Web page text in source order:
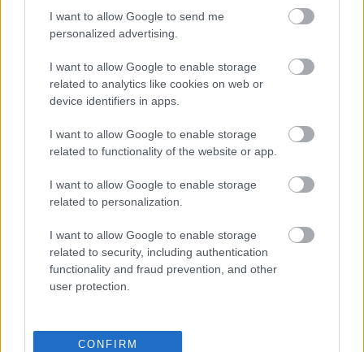
I want to allow Google to send me
personalized advertising.
I want to allow Google to enable storage
related to analytics like cookies on web or
device identifiers in apps.
I want to allow Google to enable storage
related to functionality of the website or app.
I want to allow Google to enable storage
related to personalization.
I want to allow Google to enable storage
related to security, including authentication
functionality and fraud prevention, and other
user protection.
CONFIRM
Ne feszegessük.
Ajánlott bejegyzések:
Mephisto a tengerparton
Vetélkedő társművészetek